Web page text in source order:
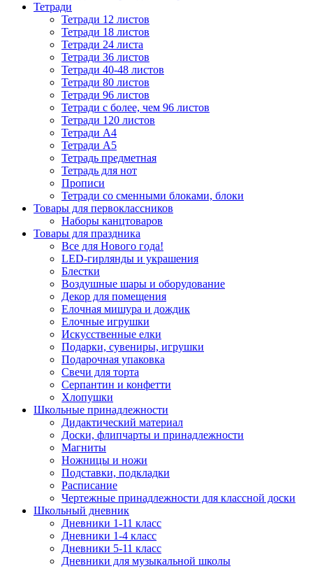
Тетради
Тетради 12 листов
Тетради 18 листов
Тетради 24 листа
Тетради 36 листов
Тетради 40-48 листов
Тетради 80 листов
Тетради 96 листов
Тетради с более, чем 96 листов
Тетради 120 листов
Тетради А4
Тетради А5
Тетрадь предметная
Тетрадь для нот
Прописи
Тетради со сменными блоками, блоки
Товары для первоклассников
Наборы канцтоваров
Товары для праздника
Все для Нового года!
LED-гирлянды и украшения
Блестки
Воздушные шары и оборудование
Декор для помещения
Елочная мишура и дождик
Елочные игрушки
Искусственные елки
Подарки, сувениры, игрушки
Подарочная упаковка
Свечи для торта
Серпантин и конфетти
Хлопушки
Школьные принадлежности
Дидактический материал
Доски, флипчарты и принадлежности
Магниты
Ножницы и ножи
Подставки, подкладки
Расписание
Чертежные принадлежности для классной доски
Школьный дневник
Дневники 1-11 класс
Дневники 1-4 класс
Дневники 5-11 класс
Дневники для музыкальной школы